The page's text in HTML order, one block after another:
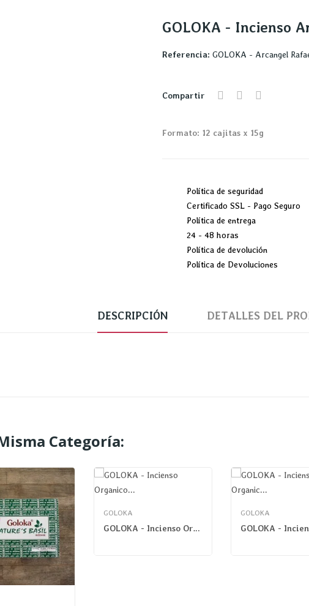
GOLOKA - Incienso
Referencia: GOLOKA - Arcangel
Compartir
Formato: 12 cajitas x 15g
Política de seguridad
Certificado SSL - Pago Seguro
Política de entrega
24 - 48 horas
Política de devolución
Política de Devoluciones
DESCRIPCIÓN DETALLES DEL
Categoría:
GOLOKA
GOLOKA - Incienso Organico CANELA Y SANDALO
GOLOKA